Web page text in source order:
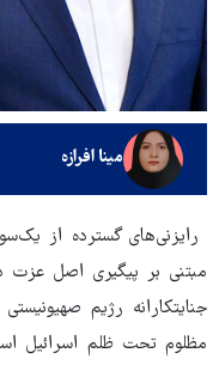
مینا افرازه
رایزنی‌های گسترده از
مبتنی بر پیگیری اصل عزت
جنایتکارانه رژیم
مظلوم تحت ظلم اسرائیل